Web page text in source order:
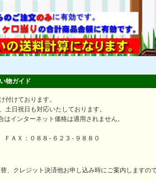
物ガイド
付けております。
土日祝日も対応いたしております。
インターネット価格は適用されません。
ＡＸ：０８８-６２３-９８８０
、クレジット決済他お申し込み時にご案内しますの